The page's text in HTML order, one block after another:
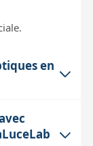
en
queues
qui